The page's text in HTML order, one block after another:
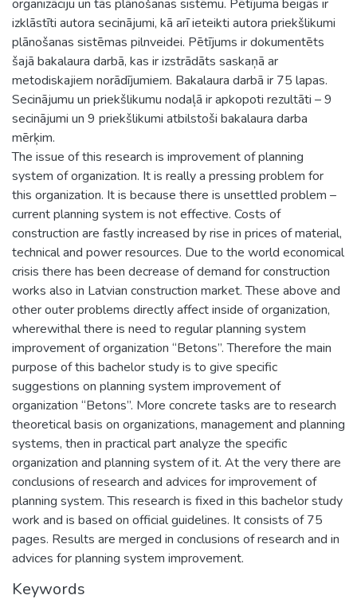
organizāciju un tās plānošanas sistēmu. Pētījuma beigās ir
izklāstīti autora secinājumi, kā arī ieteikti autora priekšlikumi
plānošanas sistēmas pilnveidei. Pētījums ir dokumentēts
šajā bakalaura darbā, kas ir izstrādāts saskaņā ar
metodiskajiem norādījumiem. Bakalaura darbā ir 75 lapas.
Secinājumu un priekšlikumu nodaļā ir apkopoti rezultāti – 9
secinājumi un 9 priekšlikumi atbilstoši bakalaura darba
mērķim.
The issue of this research is improvement of planning
system of organization. It is really a pressing problem for
this organization. It is because there is unsettled problem –
current planning system is not effective. Costs of
construction are fastly increased by rise in prices of material,
technical and power resources. Due to the world economical
crisis there has been decrease of demand for construction
works also in Latvian construction market. These above and
other outer problems directly affect inside of organization,
wherewithal there is need to regular planning system
improvement of organization “Betons”. Therefore the main
purpose of this bachelor study is to give specific
suggestions on planning system improvement of
organization “Betons”. More concrete tasks are to research
theoretical basis on organizations, management and planning
systems, then in practical part analyze the specific
organization and planning system of it. At the very there are
conclusions of research and advices for improvement of
planning system. This research is fixed in this bachelor study
work and is based on official guidelines. It consists of 75
pages. Results are merged in conclusions of research and in
advices for planning system improvement.
Keywords